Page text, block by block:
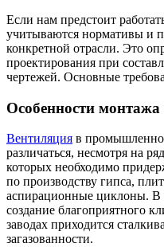
Если нам предстоит
учитываются нормативы и
конкретной отрасли. Это
проектирования при
чертежей. Основные
Особенности
Вентиляция в
различаться, несмотря на
которых необходимо
по производству гипса,
аспирационные циклоны. В
создание благоприятного
заводах приходится
загазованности.